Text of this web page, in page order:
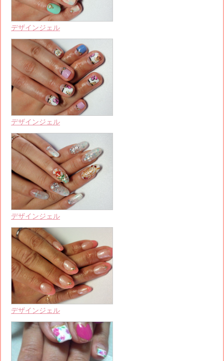
デザインジェル
デザインジェル
デザインジェル
デザインジェル